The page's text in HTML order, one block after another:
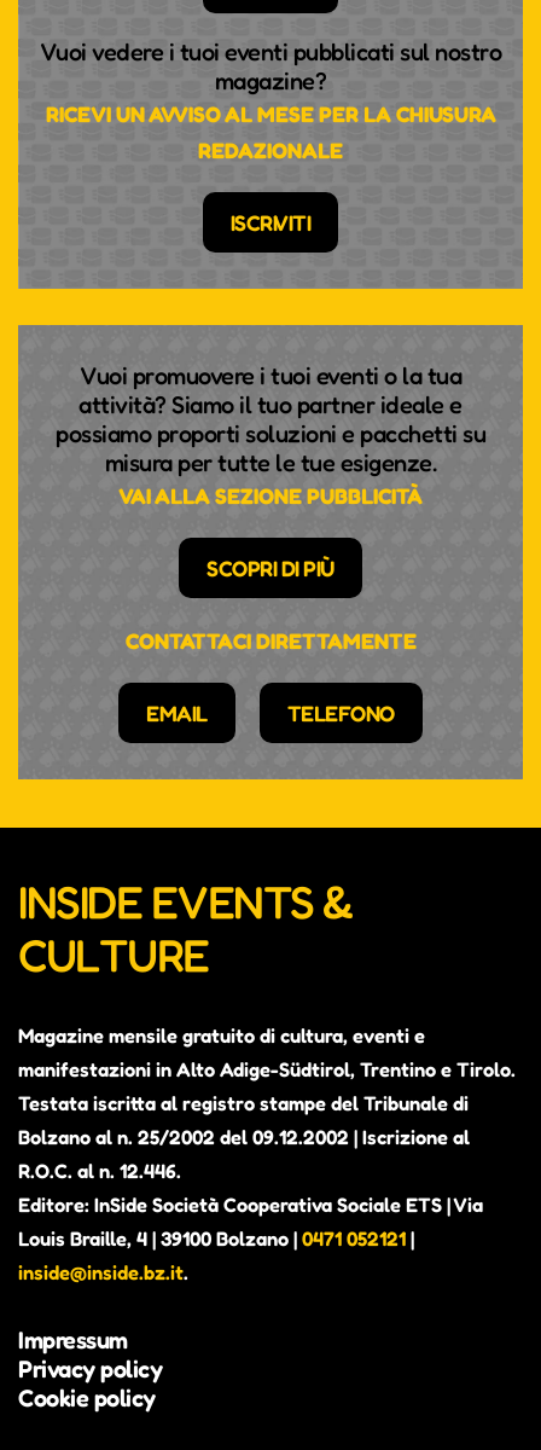
Vuoi vedere i tuoi eventi pubblicati sul nostro
magazine?
RICEVI UN AVVISO AL MESE PER LA CHIUSURA
REDAZIONALE
ISCRIVITI
Vuoi promuovere i tuoi eventi o la tua
attività? Siamo il tuo partner ideale e
possiamo proporti soluzioni e pacchetti su
misura per tutte le tue esigenze.
VAI ALLA SEZIONE PUBBLICITÀ
SCOPRI DI PIÙ
CONTATTACI DIRETTAMENTE
EMAIL TELEFONO
INSIDE EVENTS &
CULTURE
Magazine mensile gratuito di cultura, eventi e
manifestazioni in Alto Adige-Südtirol, Trentino e Tirolo.
Testata iscritta al registro stampe del Tribunale di
Bolzano al n. 25/2002 del 09.12.2002 | Iscrizione al
R.O.C. al n. 12.446.
Editore: InSide Società Cooperativa Sociale ETS | Via
Louis Braille, 4 | 39100 Bolzano | 0471 052121 |
inside@inside.bz.it.
Impressum
Privacy policy
Cookie policy